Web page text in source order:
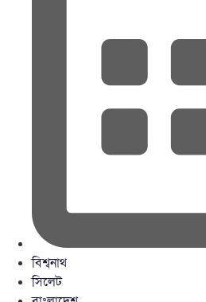
বিশ্বনাথ
সিলেট